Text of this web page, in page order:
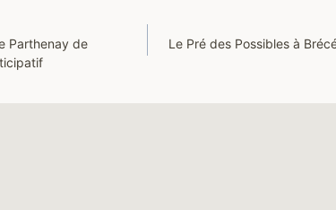
Parthenay de
Le Pré des Possibles à